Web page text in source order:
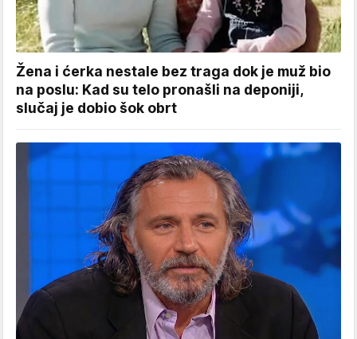
Žena i ćerka nestale bez traga dok je muž bio
na poslu: Kad su telo pronašli na deponiji,
slučaj je dobio šok obrt